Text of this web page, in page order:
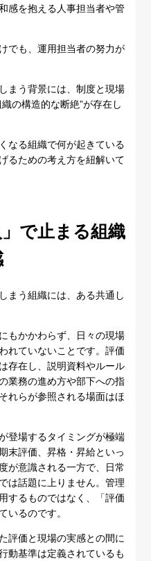
感を抱える人事担当者や管
でも、運用担当者の努力が
まう背景には、制度と現場
の構造的な断絶”が存在し
なる組織で何が起きている
るための考え方を紐解いて
で止まる組織
まう組織には、ある共通し
もかかわらず、日々の現場
れていないことです。評価
存在し、説明資料やルール
業務の進め方や部下への指
れらが参照される場面はほ
登場するタイミングが極端
末評価、昇格・昇給といっ
が意識される一方で、日常
は話題に上りません。管理
するものではなく、「評価
いるのです。
評価と現場の実感との間に
動基準は定義されているも